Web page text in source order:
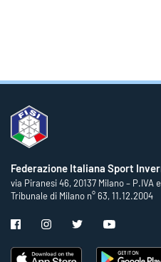
Federazione Italiana Sport
via Piranesi 46, 20137 Milano – P.IVA
Tribunale di Milano n° 63, 11.12.2004